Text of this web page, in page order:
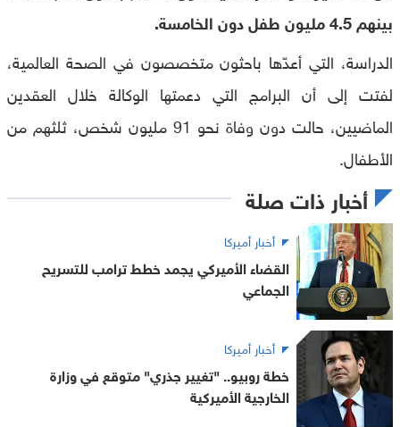
بينهم 4.5 مليون طفل دون الخامسة.
الدراسة، التي أعدّها باحثون متخصصون في الصحة العالمية،
لفتت إلى أن البرامج التي دعمتها الوكالة خلال العقدين
الماضيين، حالت دون وفاة نحو 91 مليون شخص، ثلثهم من
الأطفال.
أخبار ذات صلة
أخبار أميركا
القضاء الأميركي يجمد خطط ترامب للتسريح
الجماعي
أخبار أميركا
خطة روبيو.. "تغيير جذري" متوقع في وزارة
الخارجية الأميركية